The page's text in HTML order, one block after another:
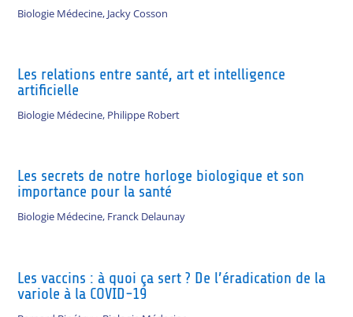
Biologie Médecine, Jacky Cosson
Les relations entre santé, art et intelligence
artificielle
Biologie Médecine, Philippe Robert
Les secrets de notre horloge biologique et son
importance pour la santé
Biologie Médecine, Franck Delaunay
Les vaccins : à quoi ça sert ? De l’éradication de la
variole à la COVID-19